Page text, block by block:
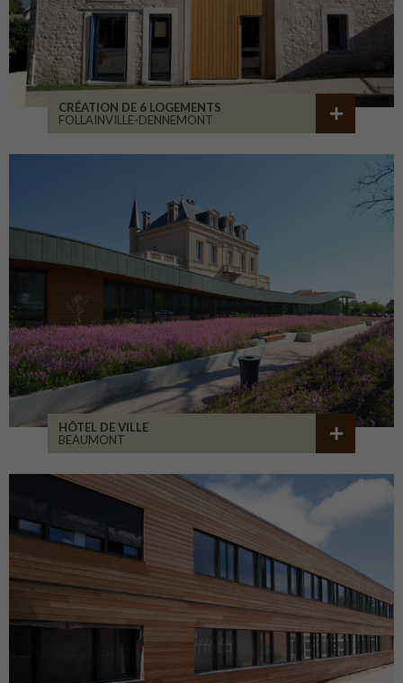
CRÉATION DE 6 LOGEMENTS
FOLLAINVILLE-DENNEMONT
HÔTEL DE VILLE
BEAUMONT